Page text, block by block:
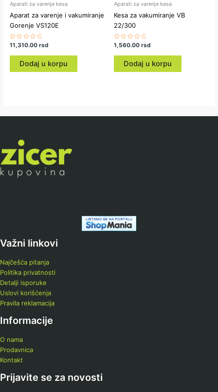
Aparati za varenje kesa
Aparat za varenje i vakumiranje
Gorenje VS120E
Ocenjeno
sa
0
11,310.00rsd
Dodaj u korpu
Aparati za varenje kesa
Kesa za vakumiranje VB
22/300
Ocenjeno
sa
0
1,560.00 rsd
Dodaj u korpu
Važni linkovi
Najčešća pitanja
Politika privatnosti
Detalji isporuke
Uslovi korišćenja
Pravila reklamacija
Informacije
O nama
Prodavnica
Kontakt
Prijavite se za novosti